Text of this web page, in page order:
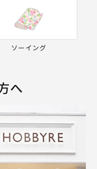
ソーイング
へ